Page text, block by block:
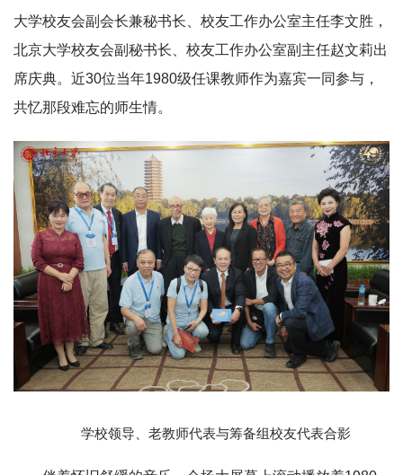
大学校友会副会长兼秘书长、校友工作办公室主任李文胜，
北京大学校友会副秘书长、校友工作办公室副主任赵文莉出
席庆典。近30位当年1980级任课教师作为嘉宾一同参与，
共忆那段难忘的师生情。
学校领导、老教师代表与筹备组校友代表合影